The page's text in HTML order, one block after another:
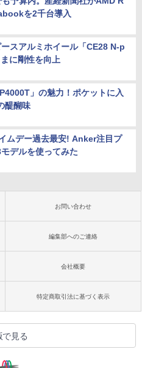
を2千台導入
スアルミホイール「CE28 N-p
に剛性を向上
」の魅力！ポケットに入
醍醐味
ムデー過去最安! Anker注目プ
デルを使ってみた
お問い合わせ
編集部へのご連絡
会社概要
特定商取引法に基づく表示
で見る